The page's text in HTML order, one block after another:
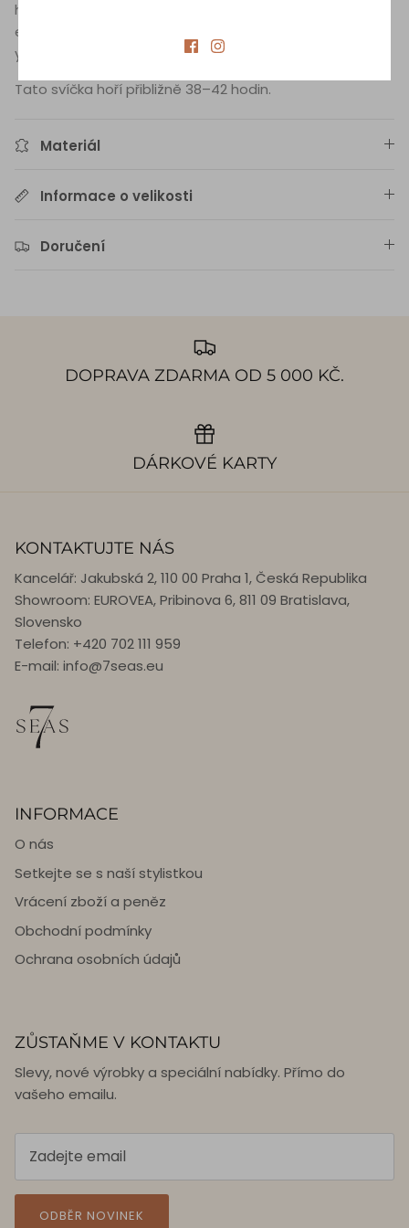
harmonizaci osobnosti ve znamení Střelce. Směs
esenciálních olejů obsahuje: niaouli, santalové dřevo a
ylang ylang.
Tato svíčka hoří přibližně 38–42 hodin.
Materiál
Informace o velikosti
Doručení
DOPRAVA ZDARMA OD 5 000 KČ.
DÁRKOVÉ KARTY
KONTAKTUJTE NÁS
Kancelář: Jakubská 2, 110 00 Praha 1, Česká Republika
Showroom: EUROVEA, Pribinova 6, 811 09 Bratislava,
Slovensko
Telefon: +420 702 111 959
E-mail: info@7seas.eu
INFORMACE
O nás
Setkejte se s naší stylistkou
Vrácení zboží a peněz
Obchodní podmínky
Ochrana osobních údajů
ZŮSTAŇME V KONTAKTU
Slevy, nové výrobky a speciální nabídky. Přímo do
vašeho emailu.
ODBĚR NOVINEK